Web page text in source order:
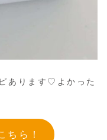
あります♡よかった
ちら！